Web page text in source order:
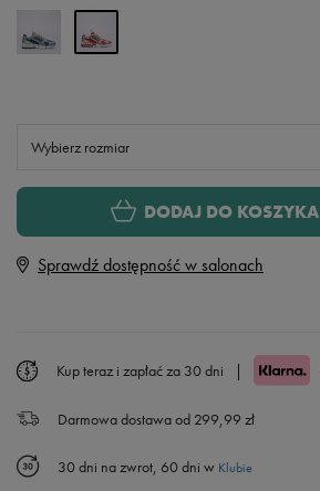
Wybierz rozmiar
Rozmiary EU Rozmiary US
26 cm
42,5 27 cm
43 27,5 cm
44 28 cm
DODAJ DO KOSZYKA
Sprawdź dostępność w salonach
Kup teraz i zapłać za 30 dni |
Darmowa dostawa od 299,99 zł
30 dni na zwrot, 60 dni w Klubie